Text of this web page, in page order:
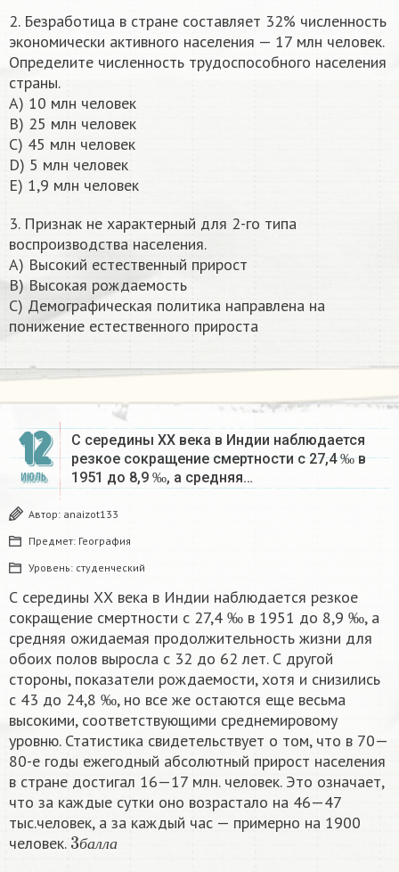
2. Безработица в стране составляет 32% численность
экономически активного населения — 17 млн человек.
Определите численность трудоспособного населения
страны.
А) 10 млн человек
B) 25 млн человек
C) 45 млн человек
D) 5 млн человек
E) 1,9 млн человек
3. Признак не характерный для 2-го типа
воспроизводства населения.
A) Высокий естественный прирост
B) Высокая рождаемость
C) Демографическая политика направлена на
понижение естественного прироста
12
ИЮЛЬ
С середины ХХ века в Индии наблюдается
резкое сокращение смертности с 27,4 ‰ в
1951 до 8,9 ‰, а средняя…
Автор: anaizot133
Предмет: География
Уровень: студенческий
С середины ХХ века в Индии наблюдается резкое
сокращение смертности с 27,4 ‰ в 1951 до 8,9 ‰, а
средняя ожидаемая продолжительность жизни для
обоих полов выросла с 32 до 62 лет. С другой
стороны, показатели рождаемости, хотя и снизились
с 43 до 24,8 ‰, но все же остаются еще весьма
высокими, соответствующими среднемировому
уровню. Статистика свидетельствует о том, что в 70—
80-е годы ежегодный абсолютный прирост населения
в стране достигал 16—17 млн. человек. Это означает,
что за каждые сутки оно возрастало на 46—47
тыс.человек, а за каждый час — примерно на 1900
человек.
балла
3бал ла